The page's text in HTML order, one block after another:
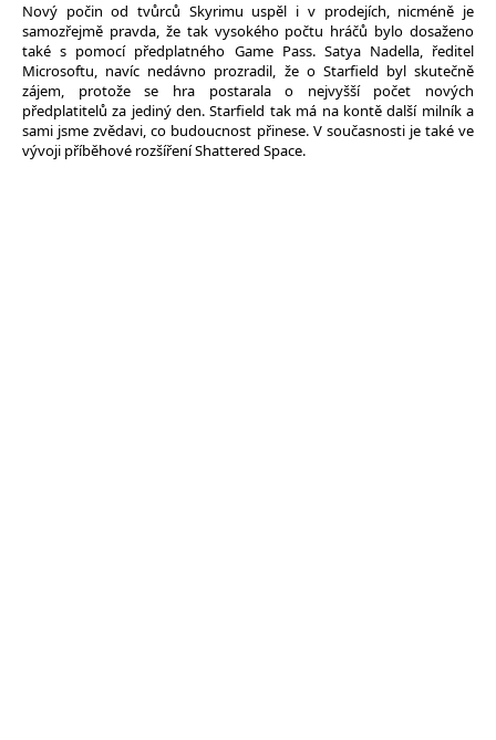
Nový počin od tvůrců Skyrimu uspěl i v prodejích, nicméně je
samozřejmě pravda, že tak vysokého počtu hráčů bylo dosaženo
také s pomocí předplatného Game Pass. Satya Nadella, ředitel
Microsoftu, navíc nedávno prozradil, že o Starfield byl skutečně
zájem, protože se hra postarala o nejvyšší počet nových
předplatitelů za jediný den. Starfield tak má na kontě další milník a
sami jsme zvědavi, co budoucnost přinese. V současnosti je také ve
vývoji příběhové rozšíření Shattered Space.